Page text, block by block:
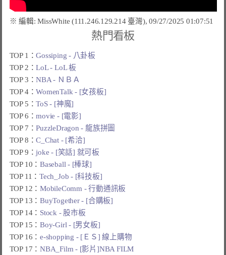
熱門看板
TOP 1：Gossiping - 八卦板
TOP 2：LoL - LoL 板
TOP 3：NBA - ＮＢＡ
TOP 4：WomenTalk - [女孩板]
TOP 5：ToS - [神魔]
TOP 6：movie - [電影]
TOP 7：PuzzleDragon - 龍族拼圖
TOP 8：C_Chat - [希洽]
TOP 9：joke - [笑話] 就可板
TOP 10：Baseball - [棒球]
TOP 11：Tech_Job - [科技板]
TOP 12：MobileComm - 行動通訊板
TOP 13：BuyTogether - [合購板]
TOP 14： Stock - 股市板
TOP 15：Boy-Girl - [男女板]
TOP 16：e-shopping - [ＥＳ] 線上購物
TOP 17：NBA_Film - [影片]NBA FILM